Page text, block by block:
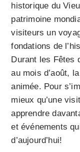
historique du
patrimoine
visiteurs un
fondations de
Durant les Fêtes
au mois d’août,
animée. Pour
mieux qu’une
apprendre
et événements
d’aujourd’hui!